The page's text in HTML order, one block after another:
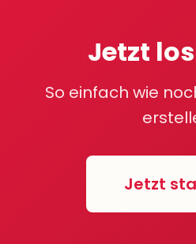
Jetzt
So einfach wie
Jetzt